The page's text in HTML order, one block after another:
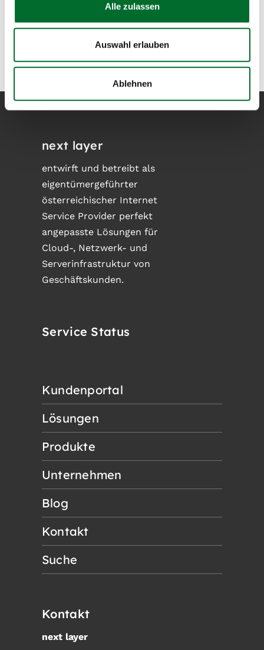
Alle zulassen
Auswahl erlauben
Ablehnen
sales@nextlayer.at schreiben oder uns telefonisch
unter+43 5 1764-622erreichen. Wir freuen uns auf
Kontaktaufnahme!
next layer
entwirft und betreibt als
eigentümergeführter
österreichischer Internet
Service Provider perfekt
angepasste Lösungen für
Cloud-, Netzwerk- und
Serverinfrastruktur von
Geschäftskunden.
Service Status
Kundenportal
Lösungen
Produkte
Unternehmen
Blog
Kontakt
Suche
Kontakt
next layer